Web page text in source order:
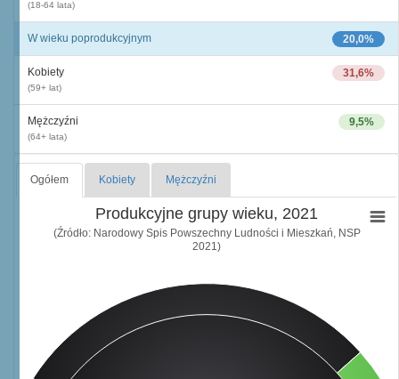
(18-64 lata)
20,0%
W wieku poprodukcyjnym
31,6%
Kobiety
(59+ lat)
9,5%
Mężczyźni
(64+ lata)
Ogółem Kobiety Mężczyźni
Produkcyjne grupy wieku, 2021
(Źródło: Narodowy Spis Powszechny Ludności i Mieszkań, NSP
2021)